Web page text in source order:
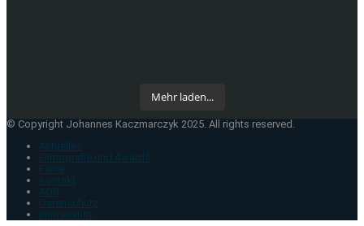
Mehr laden...
© Copyright Johannes Kaczmarczyk 2025. All rights reserved.
Aktuelles
Filmografie und Awards
Filme
Kontakt
AGB
Datenschutz
Impressum